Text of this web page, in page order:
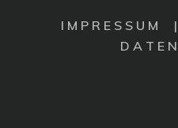
I M P R E S S U M
D A T E